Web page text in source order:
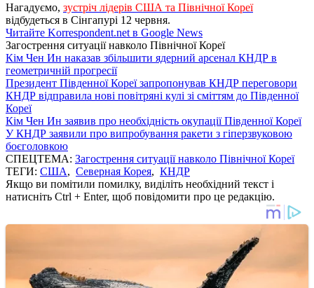
Нагадуємо, зустріч лідерів США та Північної Кореї
відбудеться в Сінгапурі 12 червня.
Читайте Korrespondent.net в Google News
Загострення ситуації навколо Пiвнічної Кореї
Кім Чен Ин наказав збільшити ядерний арсенал КНДР в
геометричній прогресії
Президент Південної Кореї запропонував КНДР переговори
КНДР відправила нові повітряні кулі зі сміттям до Південної
Кореї
Кім Чен Ин заявив про необхідність окупації Південної Кореї
У КНДР заявили про випробування ракети з гіперзвуковою
боєголовкою
СПЕЦТЕМА: Загострення ситуації навколо Пiвнічної Кореї
ТЕГИ: США, Северная Корея, КНДР
Якщо ви помітили помилку, виділіть необхідний текст і
натисніть Ctrl + Enter, щоб повідомити про це редакцію.